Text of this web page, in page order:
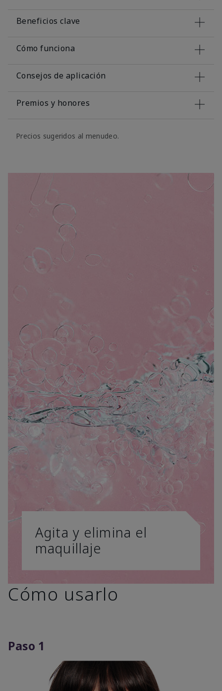
Beneficios clave
Cómo funciona
Consejos de aplicación
Premios y honores
Precios sugeridos al menudeo.
Agita y elimina el
maquillaje
Cómo usarlo
Paso 1